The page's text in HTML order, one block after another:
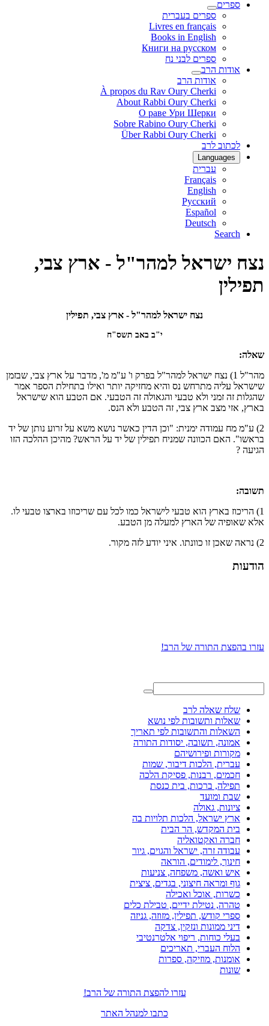
ספרים
ספרים בעברית
Livres en français
Books in English
Книги на русском
ספרים לבני נח
אודות הרב
אודות הרב
À propos du Rav Oury Cherki
About Rabbi Oury Cherki
О раве Ури Шерки
Sobre Rabino Oury Cherki
Über Rabbi Oury Cherki
לכתוב לרב
Languages
עברית
Français
English
Русский
Español
Deutsch
Search
נצח ישראל למהר"ל - ארץ צבי,
תפילין
נצח ישראל למהר"ל - ארץ צבי, תפילין
י"ב באב תשס"ח
שאלה:
מהר"ל 1) נצח ישראל למהר"ל בפרק ו' ע"מ מ', מדבר על ארץ צבי, שבזמן
שישראל עליה מתרחש נס והיא מחזיקה יותר ואילו בתחילת הספר אמר
שהגלות זה זמני ולא טבעי והגאולה זה הטבעי. אם הטבע הוא שישראל
בארץ, אזי מצב ארץ צבי, זה הטבע ולא הנס.
2) ע"מ מח עמודה ימנית: "וכן הדין כאשר נושא משא על זרוע נותן של יד
בראשו". האם הכוונה שמניח תפילין של יד על הראש? מהיכן ההלכה הזו
הגיעה ?
תשובה:
1) הריכוז בארץ הוא טבעי לישראל כמו לכל עם שריכוזו בארצו טבעי לו.
אלא שאופיה של הארץ למעלה מן הטבע.
2) נראה שאכן זו כוונתו. איני יודע לזה מקור.
הודעות
עזרו בהפצת התורה של הרב!
שלח שאלה לרב
שאלות ותשובות לפי נושא
השאלות והתשובות לפי תאריך
אמונה, תשובה, יסודות התורה
מקורות ופירושיהם
עברית, הלכות דיבור, שמות
חכמים, רבנות, פסיקת הלכה
תפילה, ברכות, בית כנסת
שבת ומועד
ציונות, גאולה
ארץ ישראל, הלכות תלויות בה
בית המקדש, הר הבית
חברה ואקטואליה
עבודה זרה, ישראל והגוים, גיור
חינוך, לימודים, הוראה
איש ואשה, משפחה, צניעות
גוף ומראה חיצוני, בגדים, ציצית
כשרות, אוכל ואכילה
טהרה, נטילת ידיים, טבילת כלים
ספרי קודש, תפילין, מזוזה, גניזה
דיני ממונות ונזקין, צדקה
בעלי כוחות, ריפוי אלטרנטיבי
הלוח העברי, תאריכים
אומנות, מוזיקה, ספרות
שונות
עזרו להפצת התורה של הרב!
כתבו למנהל האתר